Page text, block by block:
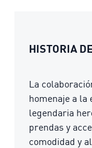
HISTORIA
La
homenaje a la
legendaria
prendas y
comodidad y